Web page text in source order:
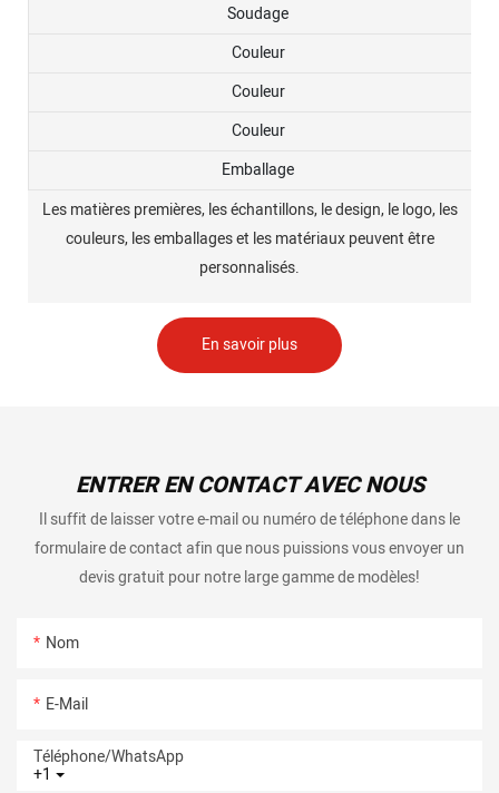
Soudage
Couleur
Couleur
Couleur
Emballage
Les matières premières, les échantillons, le design, le logo, les
couleurs, les emballages et les matériaux peuvent être
personnalisés.
En savoir plus
ENTRER EN CONTACT AVEC NOUS
Il suffit de laisser votre e-mail ou numéro de téléphone dans le
formulaire de contact afin que nous puissions vous envoyer un
devis gratuit pour notre large gamme de modèles!
Nom
E-Mail
+1
Téléphone/WhatsApp